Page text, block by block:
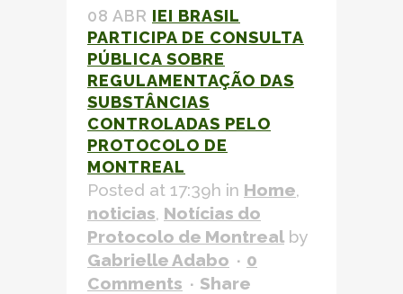
08 ABR IEI BRASIL
PARTICIPA DE CONSULTA
PÚBLICA SOBRE
REGULAMENTAÇÃO DAS
SUBSTÂNCIAS
CONTROLADAS PELO
PROTOCOLO DE
MONTREAL
Posted at 17:39h in Home,
noticias, Notícias do
Protocolo de Montreal by
Gabrielle Adabo
0
Comments
Share